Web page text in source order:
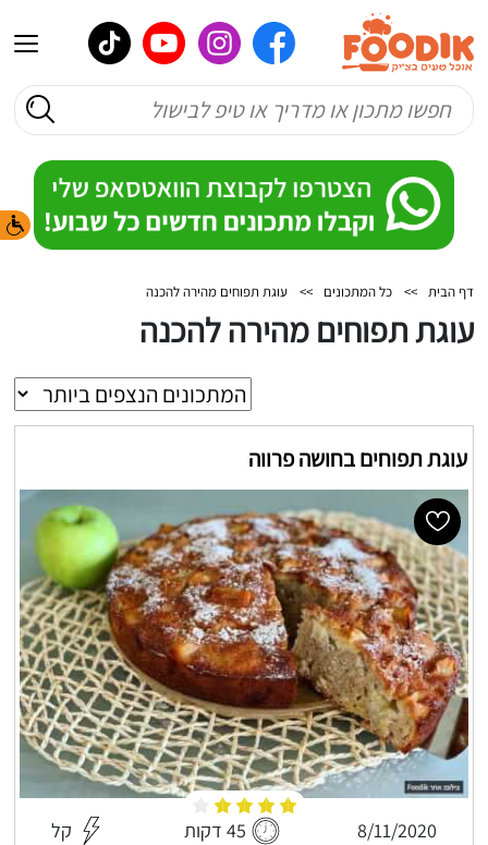
דף הבית >> כל המתכונים >> עוגת תפוחים מהירה להכנה
עוגת תפוחים מהירה להכנה
עוגת תפוחים בחושה פרווה
8/11/2020 45 דקות קל